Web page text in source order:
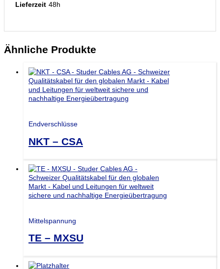
Lieferzeit 48h
Ähnliche Produkte
Endverschlüsse
NKT – CSA
Mittelspannung
TE – MXSU